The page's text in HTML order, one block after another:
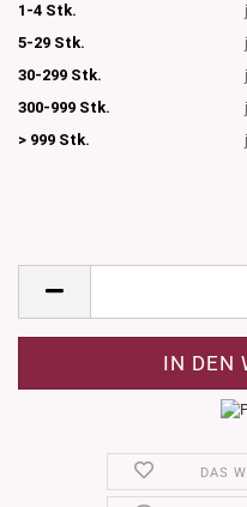
1-4 Stk.
5-29 Stk.
30-299 Stk.
300-999 Stk.
> 999 Stk.
DAS